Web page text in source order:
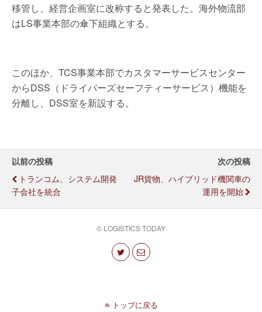
移管し、経営企画室に改称すると発表した。海外物流部
はLS事業本部の傘下組織とする。
このほか、TCS事業本部でカスタマーサービスセンター
からDSS（ドライバーズセーフティーサービス）機能を
分離し、DSS室を新設する。
以前の投稿
トランコム、システム開発
子会社を統合
次の投稿
JR貨物、ハイブリッド機関車の
運用を開始
© LOGISTICS TODAY
トップに戻る